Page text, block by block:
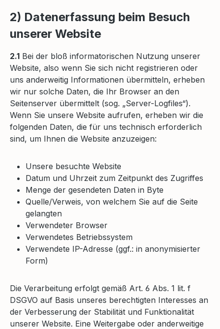
2) Datenerfassung beim Besuch
unserer Website
2.1 Bei der bloß informatorischen Nutzung unserer
Website, also wenn Sie sich nicht registrieren oder
uns anderweitig Informationen übermitteln, erheben
wir nur solche Daten, die Ihr Browser an den
Seitenserver übermittelt (sog. „Server-Logfiles“).
Wenn Sie unsere Website aufrufen, erheben wir die
folgenden Daten, die für uns technisch erforderlich
sind, um Ihnen die Website anzuzeigen:
Unsere besuchte Website
Datum und Uhrzeit zum Zeitpunkt des Zugriffes
Menge der gesendeten Daten in Byte
Quelle/Verweis, von welchem Sie auf die Seite
gelangten
Verwendeter Browser
Verwendetes Betriebssystem
Verwendete IP-Adresse (ggf.: in anonymisierter
Form)
Die Verarbeitung erfolgt gemäß Art. 6 Abs. 1 lit. f
DSGVO auf Basis unseres berechtigten Interesses an
der Verbesserung der Stabilität und Funktionalität
unserer Website. Eine Weitergabe oder anderweitige